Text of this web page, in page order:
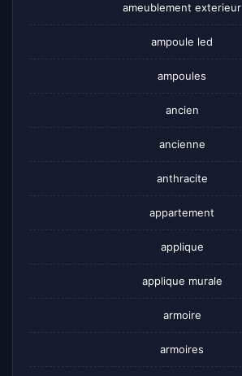
ameublement exterieur
ampoule led
ampoules
ancien
ancienne
anthracite
appartement
applique
applique murale
armoire
armoires